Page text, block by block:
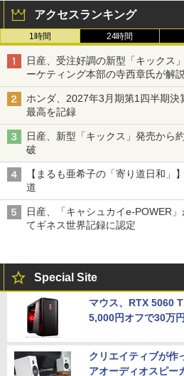
アクセスランキング
1時間 24時間
日産、受注好調の新型「キックス
ーケティング本部の寺西章氏が解説
ホンダ、2027年3月期第1四半期
最高を記録
日産、新型「キックス」発売から
破
【まるも亜希子の「寄り道日和」
道
日産、「キャシュカイe-POWER
てギネス世界記録に認定
Special Site
マウス、RTX 5060
5,000円オフで30万
クリエイティブが作
アオーディオスピー